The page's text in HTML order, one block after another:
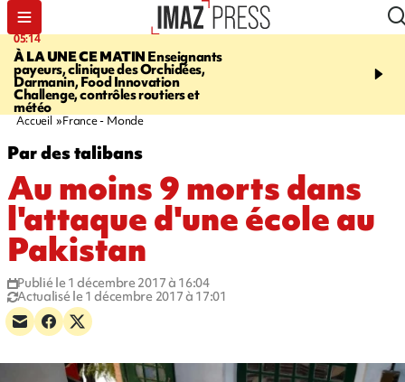
05:14
À LA UNE CE MATIN Enseignants
payeurs, clinique des Orchidées,
Darmanin, Food Innovation
Challenge, contrôles routiers et
météo
07:08
Orchidées pourrait
conséquences pour les
Accueil France - Monde
Par des talibans
Au moins 9 morts dans
l'attaque d'une école au
Pakistan
Publié le 1 décembre 2017 à 16:04
Actualisé le 1 décembre 2017 à 17:01